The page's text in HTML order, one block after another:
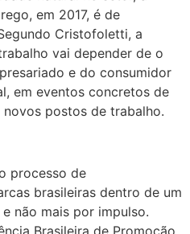
em 2017, é de
Cristofoletti, a
vai depender de o
e do consumidor
em eventos concretos de
postos de trabalho.
processo de
brasileiras dentro de um
não mais por impulso.